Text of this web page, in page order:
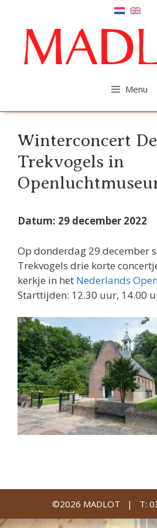
inhoud
Menu
Winterconcert De
Trekvogels in
Datum: 29 december 2022
Op donderdag 29 december
Trekvogels drie korte
kerkje in het Nederlands
Starttijden: 12.30 uur, 14.00
©2026 MADLOT | T: